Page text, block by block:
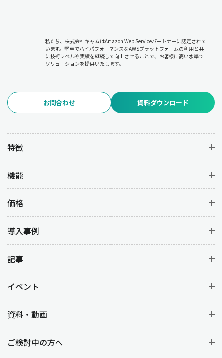
私たち、株式会社キャムはAmazon Web Serviceパートナーに認定されて
います。堅牢でハイパフォーマンスなAWSプラットフォームの利用と共
に技術レベルや実績を継続して向上させることで、お客様に高い水準で
ソリューションを提供いたします。
お問合わせ 資料ダウンロード
特徴
機能
価格
導入事例
記事
イベント
資料・動画
ご検討中の方へ